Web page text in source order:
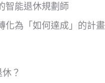
智能退休規劃師
化為「如何達成」的計畫
？